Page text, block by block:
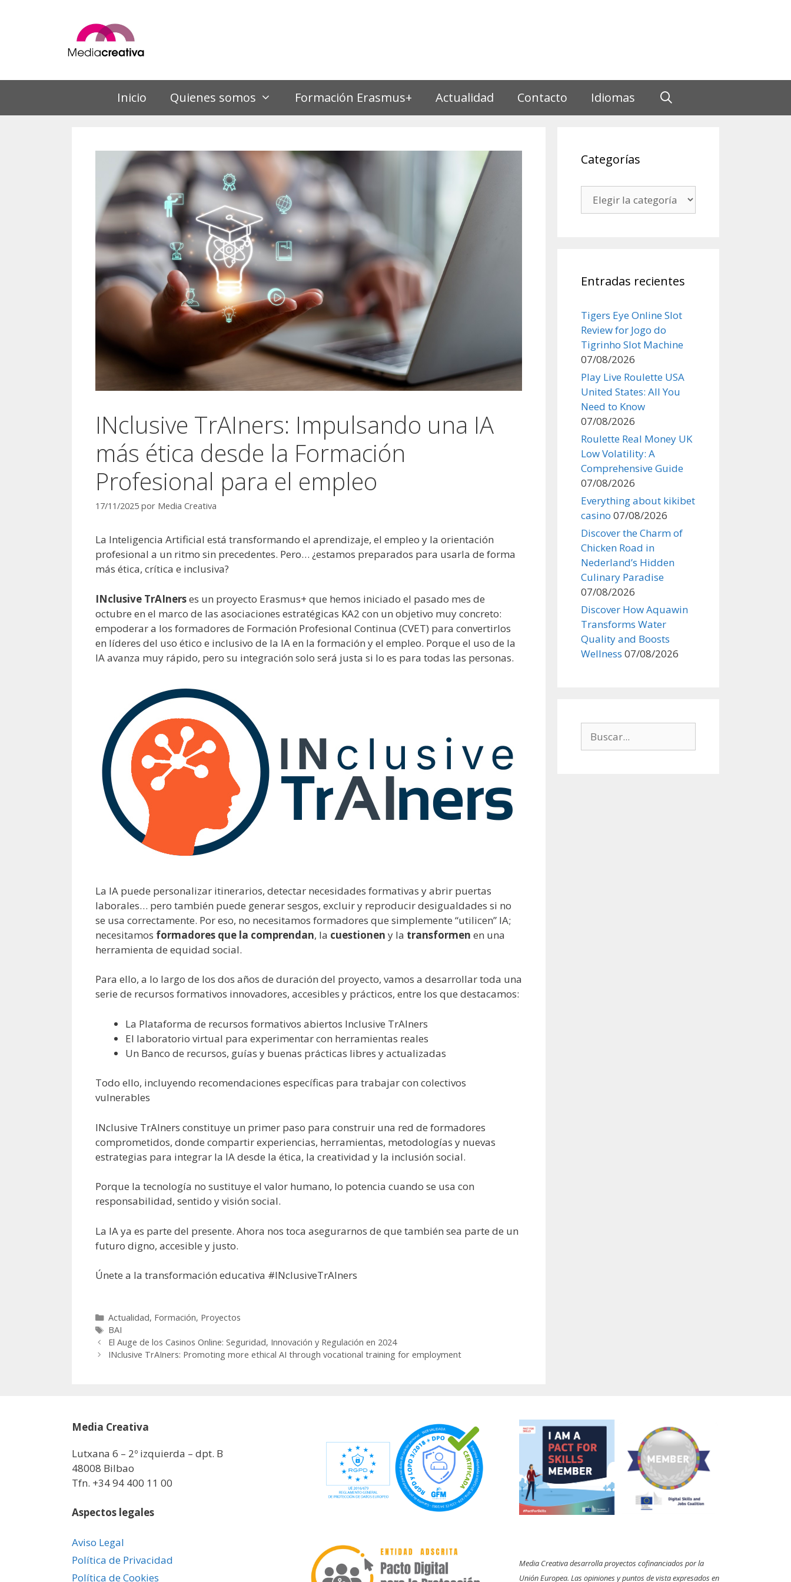
Inicio Quienes somos Formación Erasmus+ Actualidad Contacto Idiomas
INclusive TrAIners: Impulsando una IA
más ética desde la Formación
Profesional para el empleo
17/11/2025 por Media Creativa
La Inteligencia Artificial está transformando el aprendizaje, el empleo y la orientación
profesional a un ritmo sin precedentes. Pero… ¿estamos preparados para usarla de forma
más ética, crítica e inclusiva?
INclusive TrAInerses un proyecto Erasmus+ que hemos iniciado el pasado mes de
octubre en el marco de las asociaciones estratégicas KA2 con un objetivo muy concreto:
empoderar a los formadores de Formación Profesional Continua (CVET) para convertirlos
en líderes del uso ético e inclusivo de la IA en la formación y el empleo. Porque el uso de la
IA avanza muy rápido, pero su integración solo será justa si lo es para todas las personas.
La IA puede personalizar itinerarios, detectar necesidades formativas y abrir puertas
laborales… pero también puede generar sesgos, excluir y reproducir desigualdades si no
se usa correctamente. Por eso, no necesitamos formadores que simplemente “utilicen” IA;
necesitamos formadores que la comprendan, la cuestionen y la transformen en una
herramienta de equidad social.
Para ello, a lo largo de los dos años de duración del proyecto, vamos a desarrollar toda una
serie de recursos formativos innovadores, accesibles y prácticos, entre los que destacamos:
La Plataforma de recursos formativos abiertos Inclusive TrAIners
El laboratorio virtual para experimentar con herramientas reales
Un Banco de recursos, guías y buenas prácticas libres y actualizadas
Todo ello, incluyendo recomendaciones específicas para trabajar con colectivos
vulnerables
INclusive TrAIners constituye un primer paso para construir una red de formadores
comprometidos, donde compartir experiencias, herramientas, metodologías y nuevas
estrategias para integrar la IA desde la ética, la creatividad y la inclusión social.
Porque la tecnología no sustituye el valor humano, lo potencia cuando se usa con
responsabilidad, sentido y visión social.
La IA ya es parte del presente. Ahora nos toca asegurarnos de que también sea parte de un
futuro digno, accesible y justo.
Únete a la transformación educativa #INclusiveTrAIners
Categorías
Actualidad, Formación, Proyectos
Etiquetas
BAI
El Auge de los Casinos Online: Seguridad, Innovación y Regulación en 2024
INclusive TrAIners: Promoting more ethical AI through vocational training for employment
Categorías
Entradas recientes
Tigers Eye Online Slot
Review for Jogo do
Tigrinho Slot Machine
07/08/2026
Play Live Roulette USA
United States: All You
Need to Know
07/08/2026
Roulette Real Money UK
Low Volatility: A
Comprehensive Guide
07/08/2026
Everything about kikibet
casino 07/08/2026
Discover the Charm of
Chicken Road in
Nederland’s Hidden
Culinary Paradise
07/08/2026
Discover How Aquawin
Transforms Water
Quality and Boosts
Wellness 07/08/2026
Media Creativa
Lutxana 6 – 2º izquierda – dpt. B
48008 Bilbao
Tfn. +34 94 400 11 00
Aspectos legales
Aviso Legal
Política de Privacidad
Política de Cookies
Media Creativa desarrolla proyectos cofinanciados por la
Unión Europea. Las opiniones y puntos de vista expresados en